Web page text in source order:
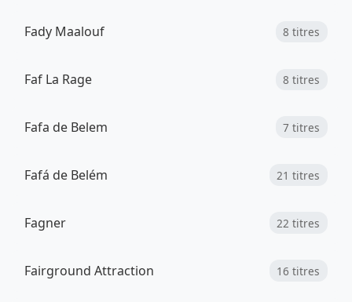
Fady Maalouf 8 titres
Faf La Rage 8 titres
Fafa de Belem 7 titres
Fafá de Belém 21 titres
Fagner 22 titres
Fairground Attraction 16 titres